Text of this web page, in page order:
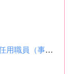
■群馬県立前橋女子高等学校会計年度任用職員（事務補助職）の募集...